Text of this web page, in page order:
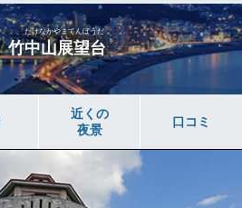
竹中山展望台
たけなかやまてんぼうだ
い
近くの
夜景
口コミ